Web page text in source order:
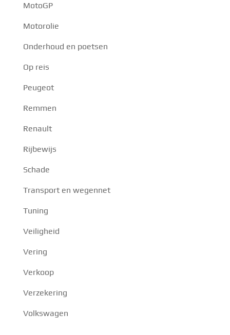
MotoGP
Motorolie
Onderhoud en poetsen
Op reis
Peugeot
Remmen
Renault
Rijbewijs
Schade
Transport en wegennet
Tuning
Veiligheid
Vering
Verkoop
Verzekering
Volkswagen